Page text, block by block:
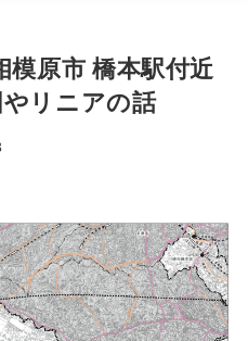
模原市 橋本駅付近
リニアの話